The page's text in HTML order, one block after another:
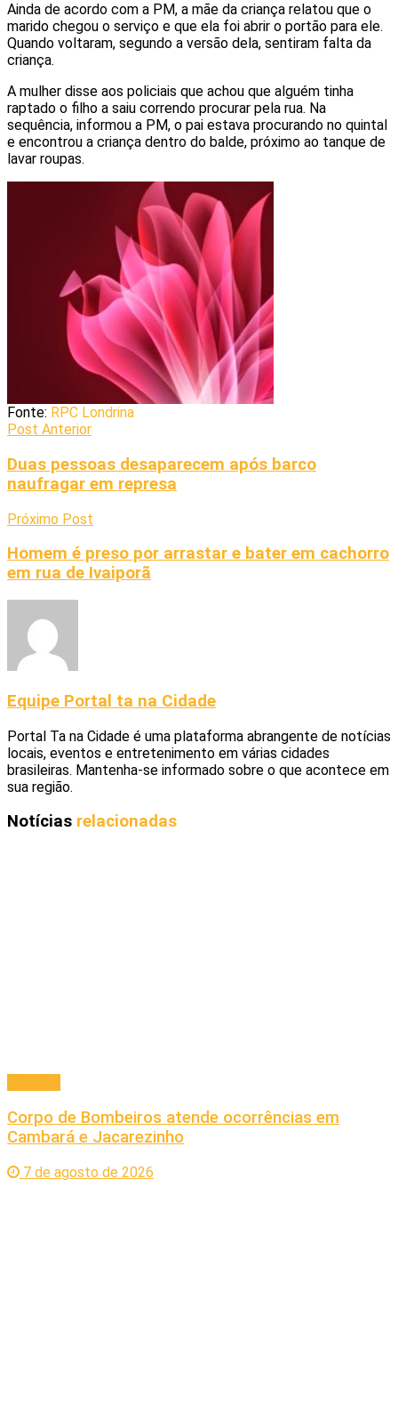
Ainda de acordo com a PM, a mãe da criança relatou que o
marido chegou o serviço e que ela foi abrir o portão para ele.
Quando voltaram, segundo a versão dela, sentiram falta da
criança.
A mulher disse aos policiais que achou que alguém tinha
raptado o filho a saiu correndo procurar pela rua. Na
sequência, informou a PM, o pai estava procurando no quintal
e encontrou a criança dentro do balde, próximo ao tanque de
lavar roupas.
Fonte: RPC Londrina
Post Anterior
Duas pessoas desaparecem após barco
naufragar em represa
Próximo Post
Homem é preso por arrastar e bater em cachorro
em rua de Ivaiporã
Equipe Portal ta na Cidade
Portal Ta na Cidade é uma plataforma abrangente de notícias
locais, eventos e entretenimento em várias cidades
brasileiras. Mantenha-se informado sobre o que acontece em
sua região.
Notícias relacionadas
Corpo de Bombeiros atende ocorrências em
Cambará e Jacarezinho
7 de agosto de 2026